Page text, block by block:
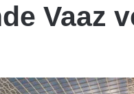
Vaaz